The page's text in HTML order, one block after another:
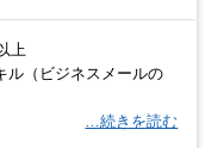
上
ル（ビジネスメールの
…続きを読む